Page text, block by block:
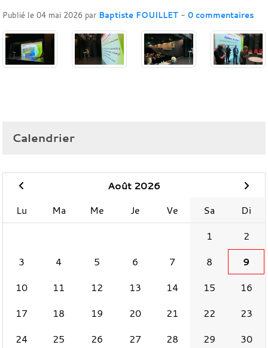
Publié le 04 mai 2026 par Baptiste FOUILLET - 0 commentaires
Calendrier
Août 2026
Lu
Ma Me Je Ve Sa
Di
1
2
3
4 5 6 7 8
9
10
11 12 13 14 15
16
17
18 19 20 21 22
23
24
25 26 27 28 29
30